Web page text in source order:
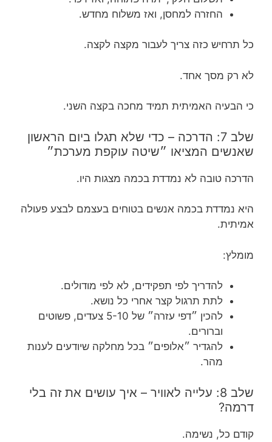
החזרה למחסן, ואז משלוח מחדש.
כל תרחיש כזה צריך לעבור מקצה לקצה.
לא רק מסך אחד.
כי הבעיה האמיתית תמיד מחכה בקצה השני.
שלב 7: הדרכה – כדי שלא תגלו ביום הראשון
שאנשים המציאו ״שיטה עוקפת מערכת״
הדרכה טובה לא נמדדת בכמה מצגות היו.
היא נמדדת בכמה אנשים בטוחים בעצמם לבצע פעולה
אמיתית.
מומלץ:
להדריך לפי תפקידים, לא לפי מודולים.
לתת תרגול קצר אחרי כל נושא.
להכין ״דפי עזרה״ של 5-10 צעדים, פשוטים
וברורים.
להגדיר ״אלופים״ בכל מחלקה שיודעים לענות
מהר.
שלב 8: עלייה לאוויר – איך עושים את זה בלי
דרמה?
קודם כל, נשימה.